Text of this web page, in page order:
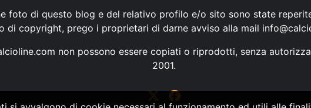
foto di questo blog e del relativo profilo e/o sito sono state
di copyright, prego i proprietari di darne avviso alla mail
non possono essere copiati o riprodotti, senza
2001.